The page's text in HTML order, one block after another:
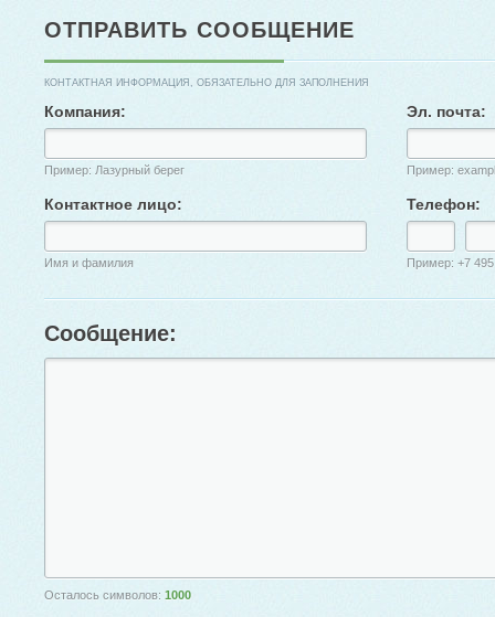
ОТПРАВИТЬ СООБЩЕНИЕ
КОНТАКТНАЯ ИНФОРМАЦИЯ, ОБЯЗАТЕЛЬНО ДЛЯ ЗАПОЛНЕНИЯ
Компания:
Пример: Лазурный берег
Контактное лицо:
Имя и фамилия
Эл. почта:
Пример:
Телефон:
Пример: +7
Сообщение:
Осталось символов: 1000